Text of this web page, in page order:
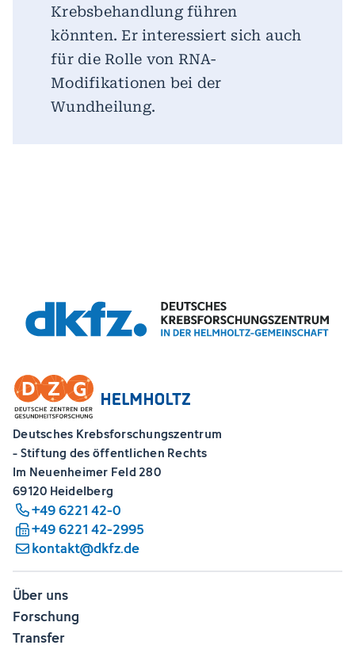
Krebsbehandlung führen
könnten. Er interessiert sich auch
für die Rolle von RNA-
Modifikationen bei der
Wundheilung.
Deutsches Krebsforschungszentrum
- Stiftung des öffentlichen Rechts
Im Neuenheimer Feld 280
69120 Heidelberg
+49 6221 42-0
+49 6221 42-2995
kontakt@dkfz.de
Über uns
Forschung
Transfer